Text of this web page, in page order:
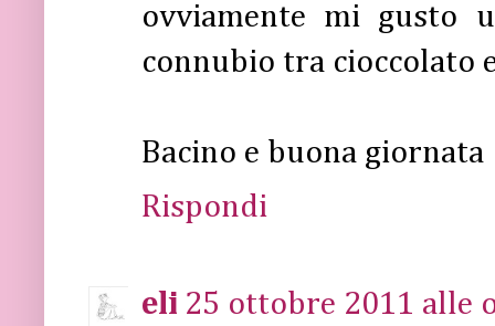
ovviamente mi
connubio tra cioccolato
Bacino e buona giornata
Rispondi
eli 25 ottobre 2011 alle